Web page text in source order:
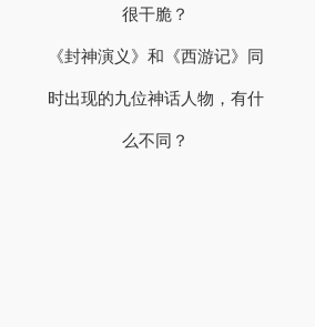
很干脆？
《封神演义》和《西游记》同
时出现的九位神话人物，有什
么不同？